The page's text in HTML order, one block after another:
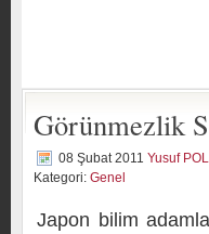
Görünmezlik
08 Şubat 2011 Yusuf
Kategori: Genel
Japon bilim